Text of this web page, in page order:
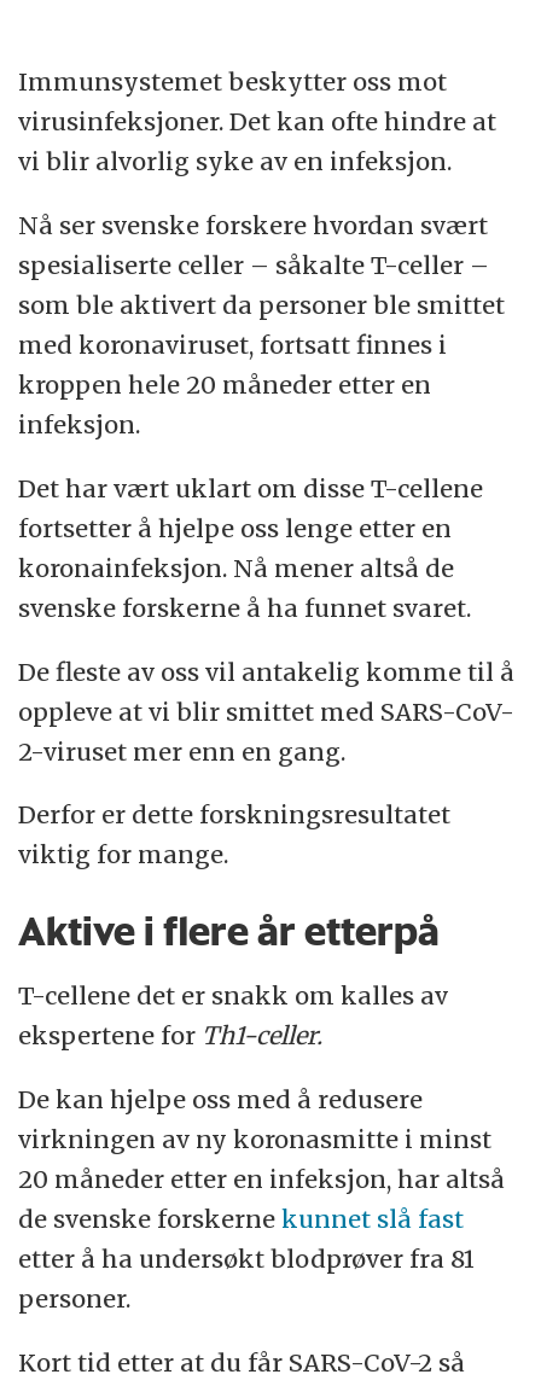
Immunsystemet beskytter oss mot
virusinfeksjoner. Det kan ofte hindre at
vi blir alvorlig syke av en infeksjon.
Nå ser svenske forskere hvordan svært
spesialiserte celler – såkalte T-celler –
som ble aktivert da personer ble smittet
med koronaviruset, fortsatt finnes i
kroppen hele 20 måneder etter en
infeksjon.
Det har vært uklart om disse T-cellene
fortsetter å hjelpe oss lenge etter en
koronainfeksjon. Nå mener altså de
svenske forskerne å ha funnet svaret.
De fleste av oss vil antakelig komme til å
oppleve at vi blir smittet med SARS-CoV-
2-viruset mer enn en gang.
Derfor er dette forskningsresultatet
viktig for mange.
Aktive i flere år etterpå
T-cellene det er snakk om kalles av
ekspertene for Th1-celler.
De kan hjelpe oss med å redusere
virkningen av ny koronasmitte i minst
20 måneder etter en infeksjon, har altså
de svenske forskernekunnet slå fast
etter å ha undersøkt blodprøver fra 81
personer.
Kort tid etter at du får SARS-CoV-2 så